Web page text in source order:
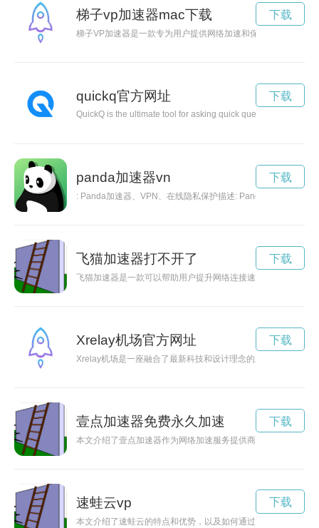
梯子vp加速器mac下载
梯子VP加速器是一款专为用户提供网络加速和保护隐私的工具
下载
quickq官方网址
QuickQ is the ultimate tool for asking quick questions and
下载
panda加速器vn
: Panda加速器、VPN、在线隐私保护描述: Panda加速器是一
下载
飞猫加速器打不开了
飞猫加速器是一款可以帮助用户提升网络连接速度和稳定性的
下载
Xrelay机场官方网址
Xrelay机场是一座融合了最新科技和设计理念的新型航空枢纽
下载
壹点加速器免费永久加速
本文介绍了壹点加速器作为网络加速服务提供商，如何通过技
下载
速蛙云vp
本文介绍了速蛙云的特点和优势，以及如何通过速蛙云加速和
下载